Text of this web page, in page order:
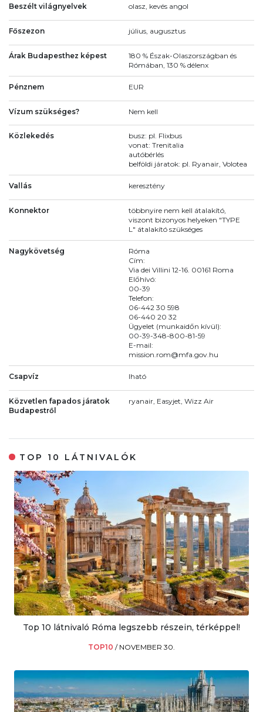
Beszélt világnyelvek olasz, kevés angol
Főszezon július, augusztus
Árak Budapesthez képest
180 % Észak-Olaszországban és
Rómában, 130 % délenx
Pénznem EUR
Vízum szükséges? Nem kell
Közlekedés
busz: pl. Flixbus
vonat: Trenitalia
autóbérlés
belföldi járatok: pl. Ryanair, Volotea
Vallás keresztény
Konnektor
többnyire nem kell átalakító,
viszont bizonyos helyeken "TYPE
L" átalakító szükséges
Nagykövetség
Róma
Cím:
Via dei Villini 12-16. 00161 Roma
Előhívó:
00-39
Telefon:
06-442 30 598
06-440 20 32
Ügyelet (munkaidőn kívül):
00-39-348-800-81-59
E-mail:
mission.rom@mfa.gov.hu
Csapvíz Iható
Közvetlen fapados járatok
Budapestről
ryanair, Easyjet, Wizz Air
TOP 10 LÁTNIVALÓK
Top 10 látnivaló Róma legszebb részein, térképpel!
TOP10 / NOVEMBER 30.